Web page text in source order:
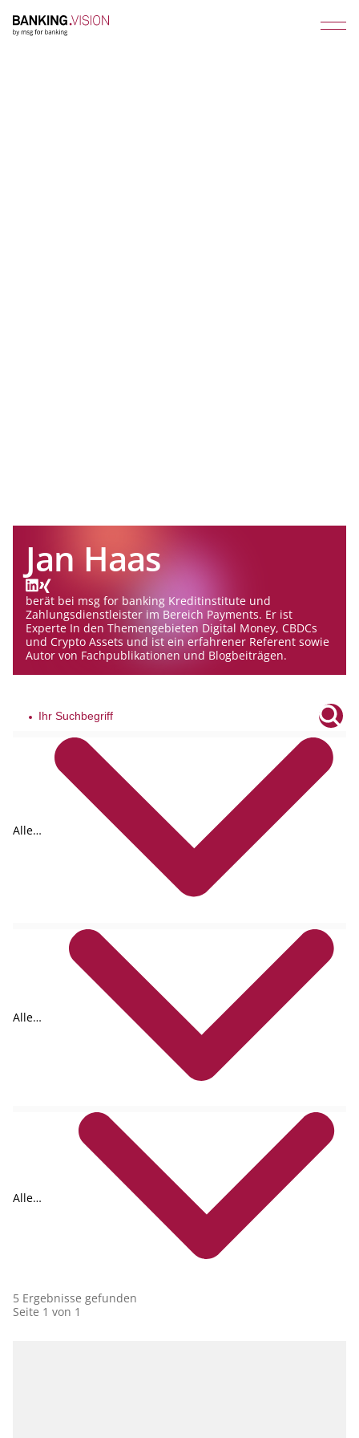
Jan Haas
berät bei msg for banking Kreditinstitute und
Zahlungsdienstleister im Bereich Payments. Er ist
Experte In den Themengebieten Digital Money, CBDCs
und Crypto Assets und ist ein erfahrener Referent sowie
Autor von Fachpublikationen und Blogbeiträgen.
Alle
Alle
Alle
5 Ergebnisse gefunden
Seite 1 von 1